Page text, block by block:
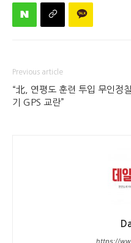
Previous article
“北, 연평도 훈련 투입 무인정
기 GPS 교란”
https://